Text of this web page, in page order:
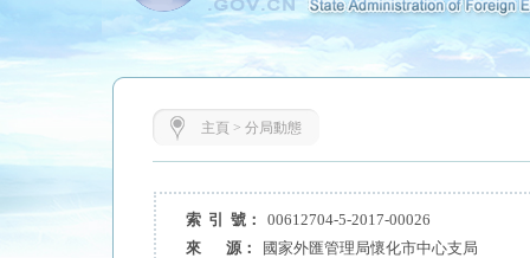
主頁 > 分局動態
索 引 號：
00612704-5-2017-00026
來 源：
國家外匯管理局懷化市中心支局